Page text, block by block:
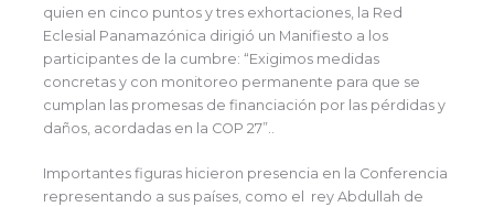
quien en cinco puntos y tres exhortaciones, la Red
Eclesial Panamazónica dirigió un Manifiesto a los
participantes de la cumbre: “Exigimos medidas
concretas y con monitoreo permanente para que se
cumplan las promesas de financiación por las pérdidas y
daños, acordadas en la COP 27”..
Importantes figuras hicieron presencia en la Conferencia
representando a sus países, como el rey Abdullah de